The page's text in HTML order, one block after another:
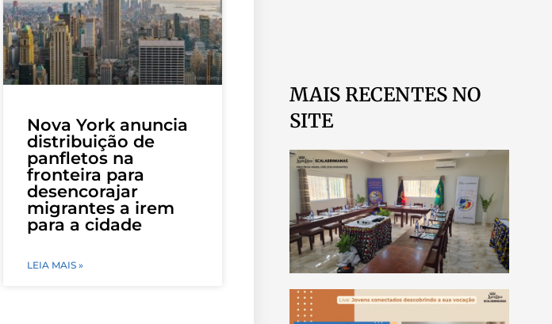
Nova York anuncia
distribuição de
panfletos na
fronteira para
desencorajar
migrantes a irem
para a cidade
LEIA MAIS »
MAIS RECENTES NO
SITE